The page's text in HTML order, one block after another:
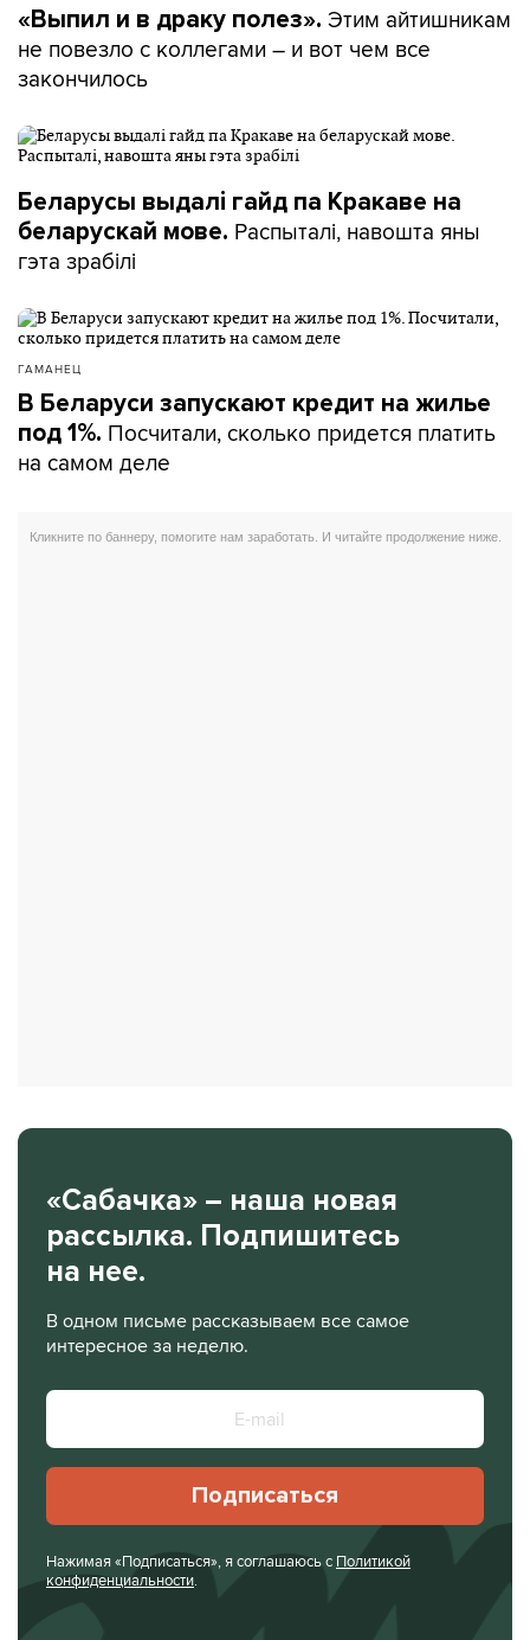
«Выпил и в драку полез». Этим айтишникам
не повезло с коллегами – и вот чем все
закончилось
Беларусы выдалі гайд па Кракаве на
беларускай мове. Распыталі, навошта яны
гэта зрабілі
ГАМАНЕЦ
В Беларуси запускают кредит на жилье
под 1%. Посчитали, сколько придется платить
на самом деле
«Сабачка» – наша новая
рассылка. Подпишитесь
на нее.
В одном письме рассказываем все самое
интересное за неделю.
Подписаться
Нажимая «Подписаться», я соглашаюсь с Политикой
конфиденциальности.